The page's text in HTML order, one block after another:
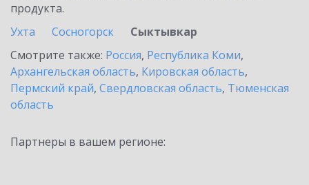
продукта.
Ухта
Сосногорск
Сыктывкар
Смотрите также: Россия, Республика Коми,
Архангельская область, Кировская область,
Пермский край, Свердловская область, Тюменская
область
Партнеры в вашем регионе: